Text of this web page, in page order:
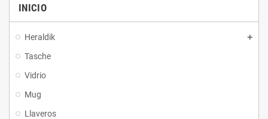
INICIO
Heraldik
Tasche
Vidrio
Mug
Llaveros